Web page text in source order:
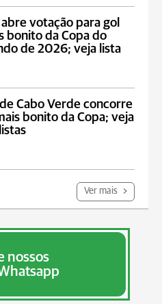
abre votação para gol
bonito da Copa do
de 2026; veja lista
Cabo Verde concorre
bonito da Copa; veja
Ver mais
nossos